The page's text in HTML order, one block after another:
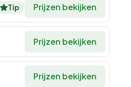
lokale specialiteiten en
beschikbaar.
Voor
of luxe glamping, Camping
comfortplekken met privé
Tip Prijzen bekijken
Prijzen bekijken
Prijzen bekijken